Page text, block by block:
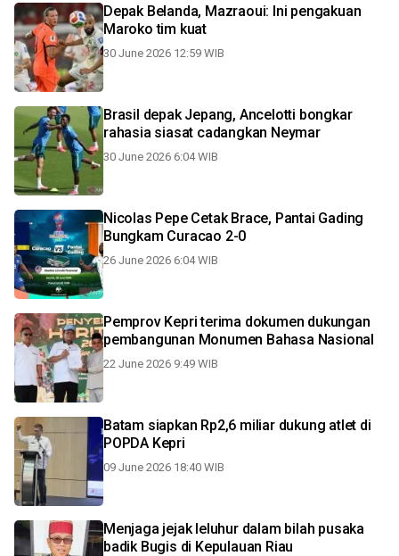
Depak Belanda, Mazraoui: Ini pengakuan
Maroko tim kuat
30 June 2026 12:59 WIB
Brasil depak Jepang, Ancelotti bongkar
rahasia siasat cadangkan Neymar
30 June 2026 6:04 WIB
Nicolas Pepe Cetak Brace, Pantai Gading
Bungkam Curacao 2-0
26 June 2026 6:04 WIB
Pemprov Kepri terima dokumen dukungan
pembangunan Monumen Bahasa Nasional
22 June 2026 9:49 WIB
Batam siapkan Rp2,6 miliar dukung atlet di
POPDA Kepri
09 June 2026 18:40 WIB
Menjaga jejak leluhur dalam bilah pusaka
badik Bugis di Kepulauan Riau